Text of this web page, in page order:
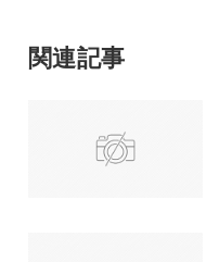
関連記事